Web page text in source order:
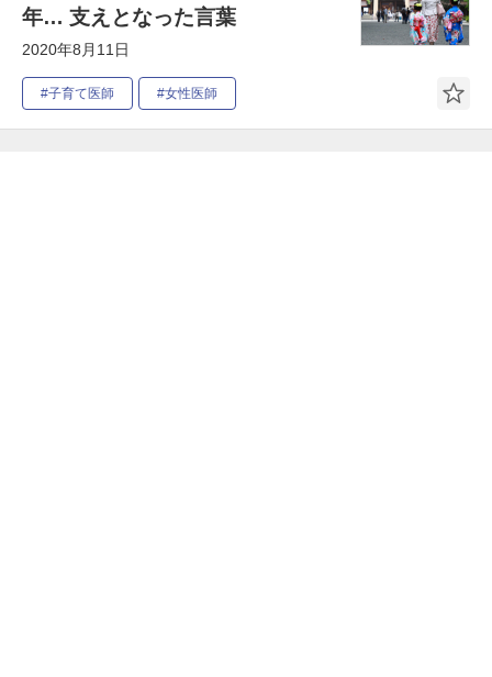
年… 支えとなった言葉
2020年8月11日
#子育て医師 #女性医師